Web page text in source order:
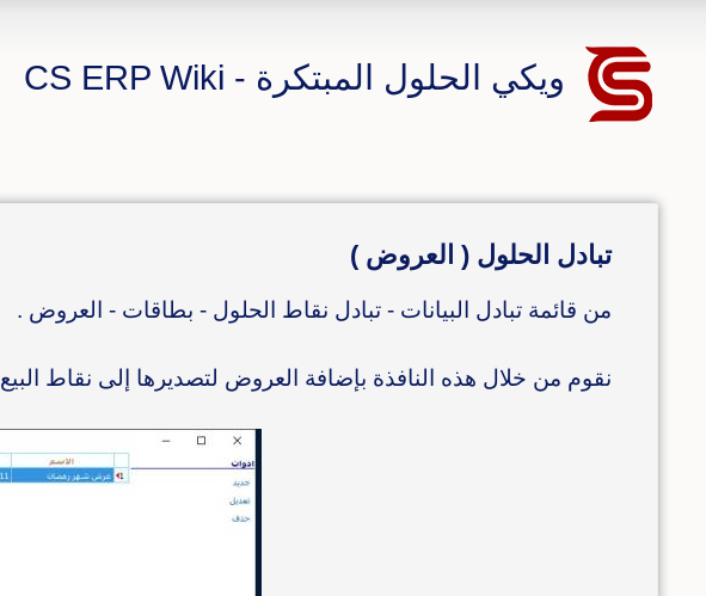
ويكي الحلول المبتكرة - CS ERP Wiki
تبادل الحلول ( العروض )
من قائمة تبادل البيانات - تبادل نقاط الحلول - بطاقات - العروض .
نقوم من خلال هذه النافذة بإضافة العروض لتصديرها إلى نقاط البيع